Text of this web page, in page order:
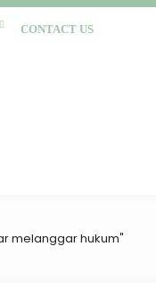
CONTACT US
melanggar hukum"